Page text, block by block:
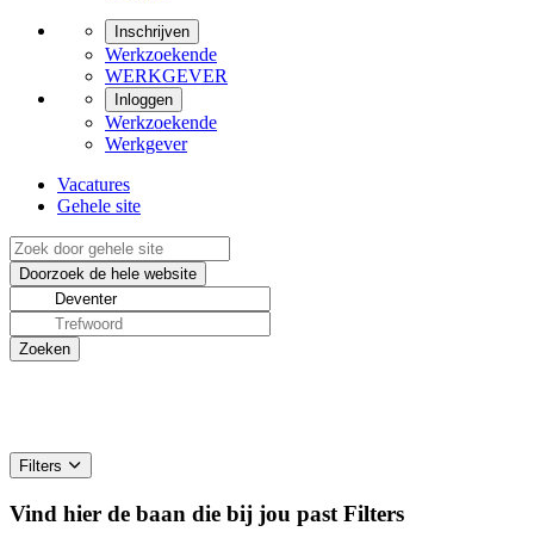
Inschrijven
Werkzoekende
WERKGEVER
Inloggen
Werkzoekende
Werkgever
Vacatures
Gehele site
Filters
Vind hier de baan die bij jou past Filters